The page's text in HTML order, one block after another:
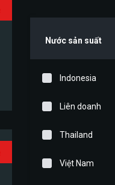
Nước sản suất
Indonesia
Liên doanh
Thailand
Việt Nam